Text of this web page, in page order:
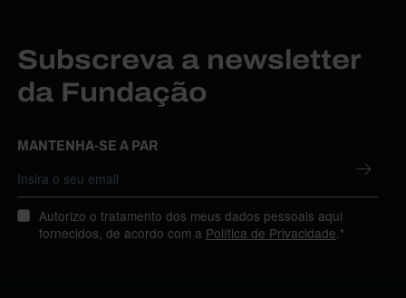
Subscreva a newsletter
da Fundação
MANTENHA-SE A PAR
Autorizo o tratamento dos meus dados pessoais aqui
fornecidos, de acordo com a Política de Privacidade .*